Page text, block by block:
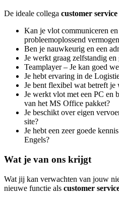
De ideale collega customer
Kan je vlot communiceren
probleemoplossend
Ben je nauwkeurig en een
Je werkt graag zelfstandig en
Teamplayer – Je kan goed
Je hebt ervaring in de
Je bent flexibel wat betreft je
Je werkt vlot met een PC en
van het MS Office pakket?
Je beschikt over eigen
site?
Je hebt een zeer goede
Engels?
Wat je van ons krijgt
Wat jij kan verwachten van jouw
nieuwe functie als customer